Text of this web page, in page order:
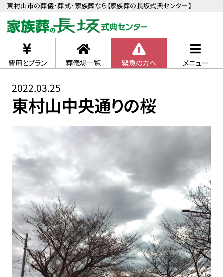
東村山市の葬儀･葬式･家族葬なら【家族葬の長坂式典センター】
費用とプラン 葬儀場一覧 緊急の方へ メニュー
2022.03.25
東村山中央通りの桜